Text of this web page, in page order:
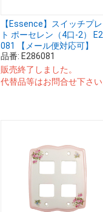
【Essence】スイッチプ
ト ポーセレン（4口-2）
081 【メール便対応可】
品番: E286081
販売終了しました。
代替品等はお問合せ下さい